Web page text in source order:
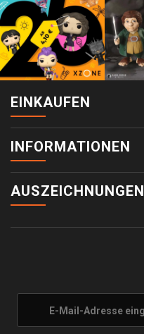
EINKAUFEN
INFORMATIONEN
AUSZEICHNUNGEN